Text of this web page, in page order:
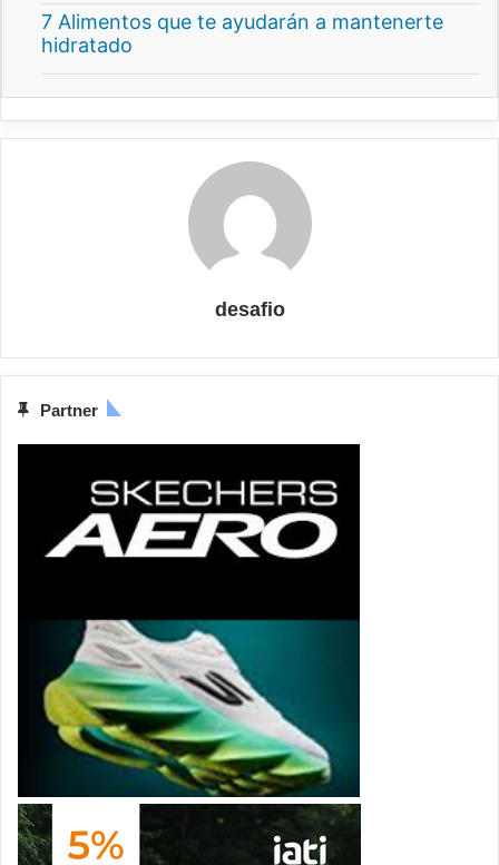
7 Alimentos que te ayudarán a mantenerte
hidratado
desafio
Partner